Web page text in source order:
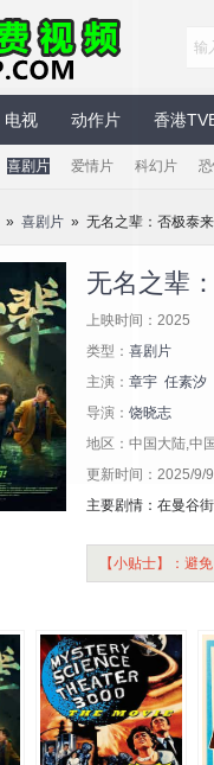
电视 动作片 香港
喜剧片 爱情片 科幻片
» 喜剧片 » 无名之辈：否极泰来
无名之辈
上映时间：2025
类型： 喜剧片
主演： 章宇 任素汐
导演： 饶晓志
地区：中国大陆,中
更新时间：2025/9/
主要剧情：在曼谷
【小贴士】：避